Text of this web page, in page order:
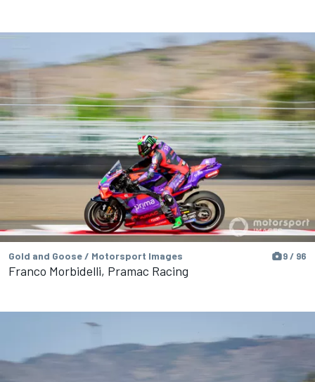
Gold and Goose / Motorsport Images 9 / 96
Franco Morbidelli, Pramac Racing